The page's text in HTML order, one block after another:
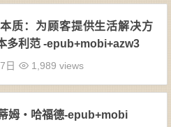
本质：为顾客提供生活解决方
多利范 -epub+mobi+azw3
日 1,989 views
姆・哈福德-epub+mobi